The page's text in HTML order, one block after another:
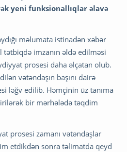
yeni funksionallıqlar əlavə
məlumata istinadən xəbər
imzanın əldə edilməsi
prosesi daha əlçatan olub.
vətəndaşın başını dairə
ləğv edilib. Həmçinin üz tanıma
bir mərhələdə təqdim
prosesi zamanı vətəndaşlar
etdikdən sonra təlimatda qeyd